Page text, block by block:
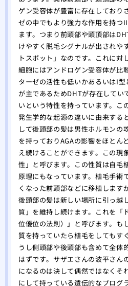
ゲン受容体が豊富に存在しており
ゼの中でもより強力な作用を持つ
ます。つまり前頭部や頭頂部は
けやすく脱毛シグナルが出されや
トスポット」なのです。これに対
細胞にはアンドロゲン受容体が比
ターゼの活性も低いかあるいはI
が主であるためDHTが存在してい
いという特性を持っています。こ
発生学的な起源の違いに由来する
して後頭部の髪は男性ホルモンの
を持っておりAGAの影響をほとん
え続けることができます。この現
性」と呼びます。この性質は自毛
原理にもなっています。植毛手術
くなった前頭部などに移植します
後頭部の髪は新しい場所に引っ越
質」を維持し続けます。これを「
位優位の法則）」と呼びます。も
質を持っていたら植毛をしてもす
うし側頭部や後頭部も含めて全体
はずです。サザエさんの波平さん
になるのは決して偶然ではなくそ
にして持っている遺伝的なプログ